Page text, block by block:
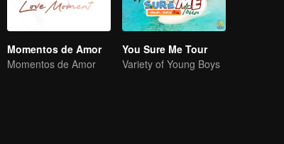
Momentos de Amor
Momentos de Amor
You Sure Me Tour
Variety of Young Boys